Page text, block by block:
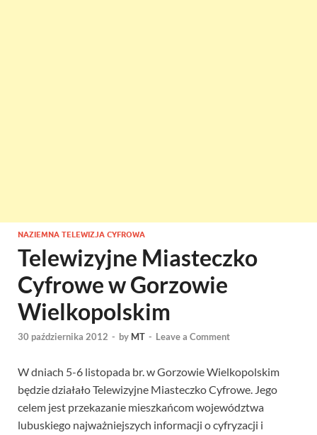
NAZIEMNA TELEWIZJA CYFROWA
Telewizyjne Miasteczko
Cyfrowe w Gorzowie
Wielkopolskim
30 października 2012 - by MT - Leave a Comment
W dniach 5-6 listopada br. w Gorzowie Wielkopolskim
będzie działało Telewizyjne Miasteczko Cyfrowe. Jego
celem jest przekazanie mieszkańcom województwa
lubuskiego najważniejszych informacji o cyfryzacji i